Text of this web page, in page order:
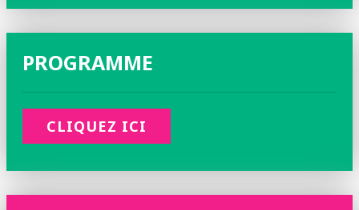
PROGRAMME
CLIQUEZ ICI